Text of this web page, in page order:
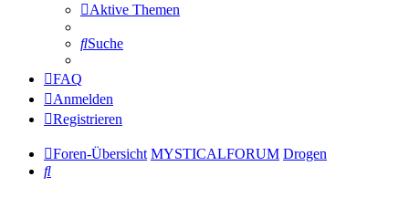
Aktive Themen
Suche
FAQ
Anmelden
Registrieren
Foren-Übersicht MYSTICALFORUM Drogen
Suche